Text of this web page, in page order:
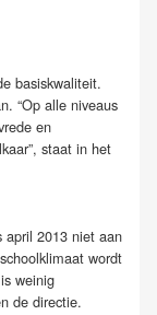
basiskwaliteit.
“Op alle niveaus
en
staat in het
april 2013 niet aan
wordt
weinig
de directie.